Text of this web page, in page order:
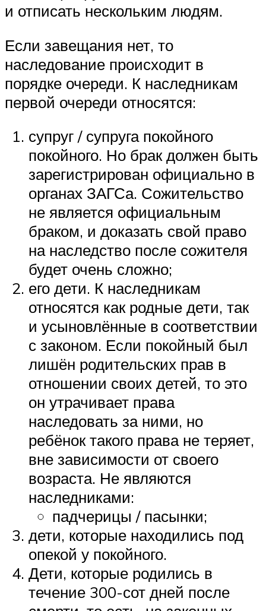
и отписать нескольким людям.
Если завещания нет, то
наследование происходит в
порядке очереди. К наследникам
первой очереди относятся:
супруг / супруга покойного
покойного. Но брак должен быть
зарегистрирован официально в
органах ЗАГСа. Сожительство
не является официальным
браком, и доказать свой право
на наследство после сожителя
будет очень сложно;
его дети. К наследникам
относятся как родные дети, так
и усыновлённые в соответствии
с законом. Если покойный был
лишён родительских прав в
отношении своих детей, то это
он утрачивает права
наследовать за ними, но
ребёнок такого права не теряет,
вне зависимости от своего
возраста. Не являются
наследниками:
падчерицы / пасынки;
дети, которые находились под
опекой у покойного.
Дети, которые родились в
течение 300-сот дней после